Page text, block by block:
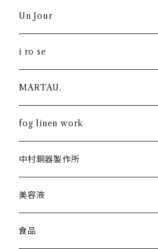
Un Jour
シューズ
i ro se × Un Jour
fog linen work × Un Jour
KHISONOIO？ × Un Jour
トップス
カットソー
フレグランス
i ro se
財布
FOLD
POP UP
キーホルダー
FOLD
AUROLA
カードケース・IDケース
SEAMLESS
バッグ
MARTAU.
Shell Bag
Box Bag
Study Bag
Others
fog linen work
中村銅器製作所
美容液
ラ セーブ ド ジュール
食品